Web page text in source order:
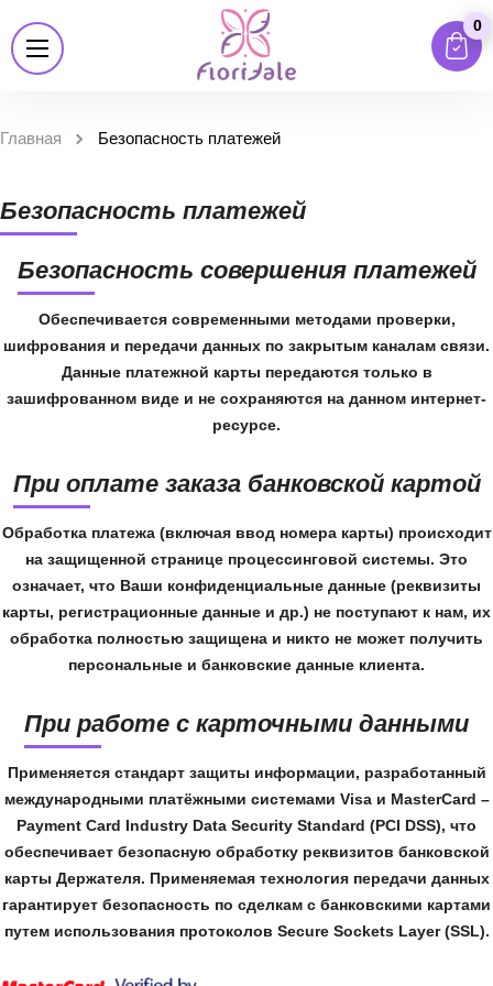
0
Главная Безопасность платежей
Безопасность платежей
Безопасность совершения платежей
Обеспечивается современными методами проверки,
шифрования и передачи данных по закрытым каналам связи.
Данные платежной карты передаются только в
зашифрованном виде и не сохраняются на данном интернет-
ресурсе.
При оплате заказа банковской картой
Обработка платежа (включая ввод номера карты) происходит
на защищенной странице процессинговой системы. Это
означает, что Ваши конфиденциальные данные (реквизиты
карты, регистрационные данные и др.) не поступают к нам, их
обработка полностью защищена и никто не может получить
персональные и банковские данные клиента.
При работе с карточными данными
Применяется стандарт защиты информации, разработанный
международными платёжными системами Visa и MasterCard –
Payment Card Industry Data Security Standard (PCI DSS), что
обеспечивает безопасную обработку реквизитов банковской
карты Держателя. Применяемая технология передачи данных
гарантирует безопасность по сделкам с банковскими картами
путем использования протоколов Secure Sockets Layer (SSL).